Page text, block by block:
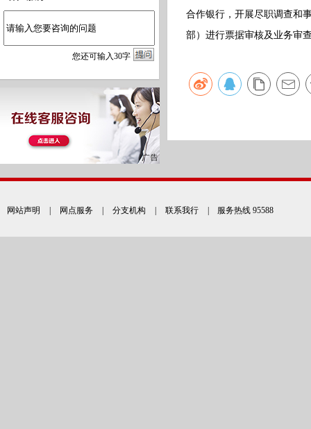
您还可输入30字
合作银行，开展尽职调查和
部）进行票据审核及业务审
网站声明 网点服务 分支机构 联系我行 | 服务热线 95588